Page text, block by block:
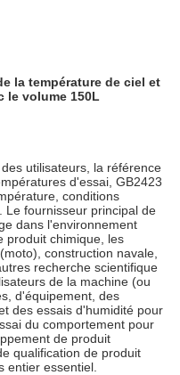
la température de ciel et
le volume 150L
utilisateurs, la référence
d'essai, GB2423
conditions
Le fournisseur principal de
dans l'environnement
produit chimique, les
construction navale,
recherche scientifique
de la machine (ou
d'équipement, des
des essais d'humidité pour
du comportement pour
de produit
qualification de produit
entier essentiel.